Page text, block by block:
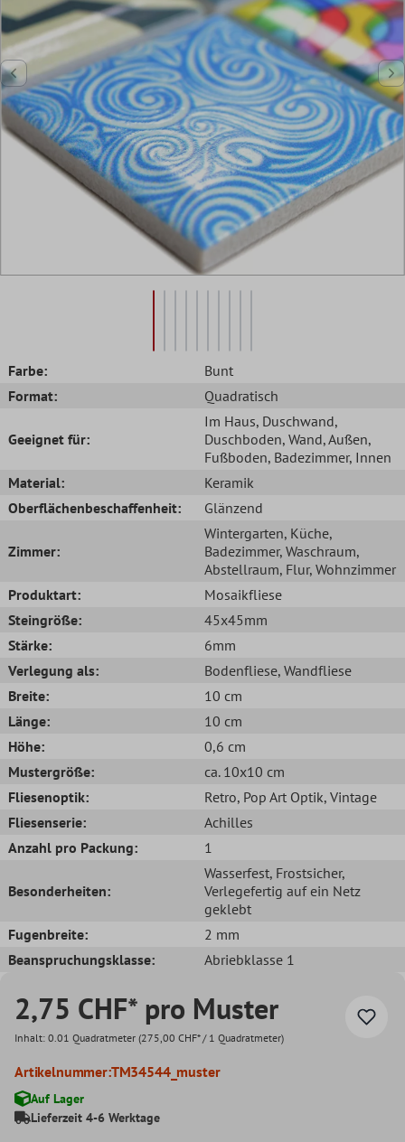
Farbe:
Bunt
Format:
Quadratisch
Geeignet für:
Im Haus, Duschwand,
Duschboden, Wand, Außen,
Fußboden, Badezimmer, Innen
Material:
Keramik
Oberflächenbeschaffenheit:
Glänzend
Zimmer:
Wintergarten, Küche,
Badezimmer, Waschraum,
Abstellraum, Flur, Wohnzimmer
Produktart:
Mosaikfliese
Steingröße:
45x45mm
Stärke:
6mm
Verlegung als:
Bodenfliese, Wandfliese
Breite:
10 cm
Länge:
10 cm
Höhe:
0,6 cm
Mustergröße:
ca. 10x10 cm
Fliesenoptik:
Retro, Pop Art Optik, Vintage
Fliesenserie:
Achilles
Anzahl pro Packung:
1
Besonderheiten:
Wasserfest, Frostsicher,
Verlegefertig auf ein Netz
geklebt
Fugenbreite:
2 mm
Beanspruchungsklasse:
Abriebklasse 1
2,75 CHF* pro Muster
Inhalt: 0.01 Quadratmeter (275,00 CHF* / 1 Quadratmeter)
Artikelnummer:TM34544_muster
Auf Lager
Lieferzeit 4-6 Werktage